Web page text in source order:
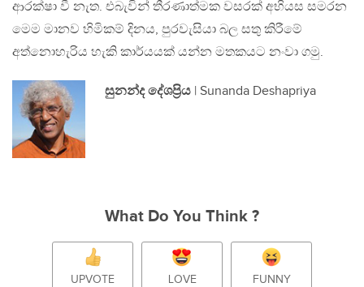
ආරක්ෂා වී නැත. එබැවින් තීරණාත්මක වසරක් අභියස සමරන
මෙම මානව හිමිකම් දිනය, පුරවැසියා බල සතු කිරීමේ
අත්නොහැරිය හැකි කාර්යයක් යන්න මතකයට නංවා ගමු.
සුනන්ද දේශප්‍රිය | Sunanda Deshapriya
What Do You Think ?
UPVOTE LOVE FUNNY